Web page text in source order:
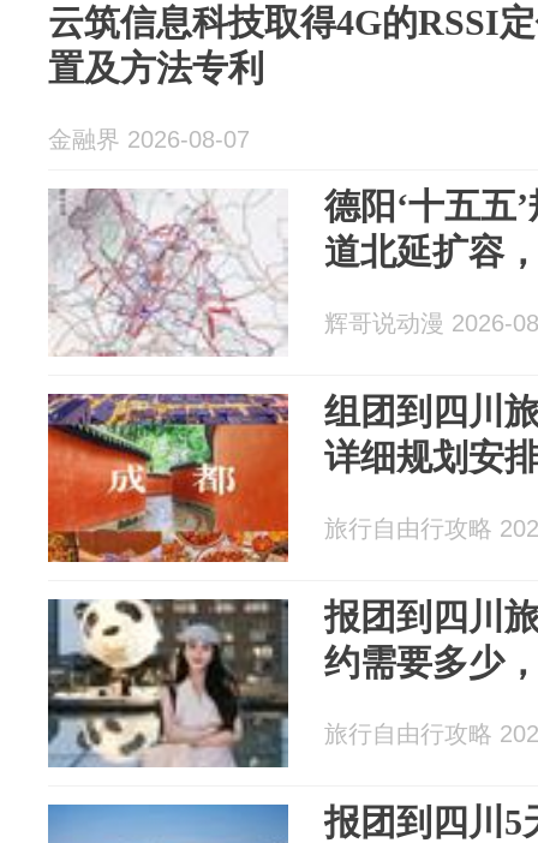
云筑信息科技取得4G的RSSI
置及方法专利
金融界 2026-08-07
德阳‘十五五
道北延扩容
辉哥说动漫 2026-
组团到四川
详细规划安
旅行自由行攻略
报团到四川
约需要多少
旅行自由行攻略
报团到四川5